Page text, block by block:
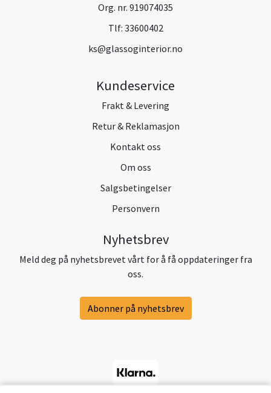
Org. nr. 919074035
Tlf: 33600402
ks@glassoginterior.no
Kundeservice
Frakt & Levering
Retur & Reklamasjon
Kontakt oss
Om oss
Salgsbetingelser
Personvern
Nyhetsbrev
Meld deg på nyhetsbrevet vårt for å få oppdateringer fra
oss.
Abonner på nyhetsbrev